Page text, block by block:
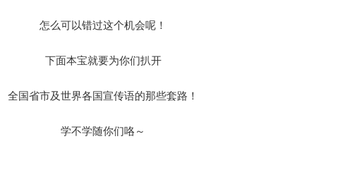
怎么可以错过这个机会呢！
下面本宝就要为你们扒开
全国省市及世界各国宣传语的那些套路！
学不学随你们咯～